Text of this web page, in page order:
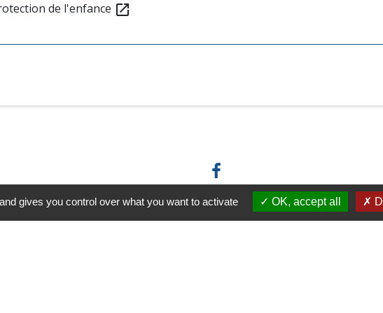
de l'enfance open_in_new
gives you control over what you want to activate OK, accept all